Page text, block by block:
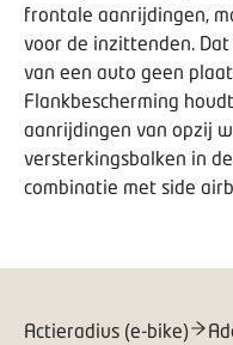
frontale aanrijdingen,
voor de inzittenden.
van een auto geen
Flankbescherming
aanrijdingen van opzij
versterkingsbalken in
combinatie met side
Actieradius (e-bike)